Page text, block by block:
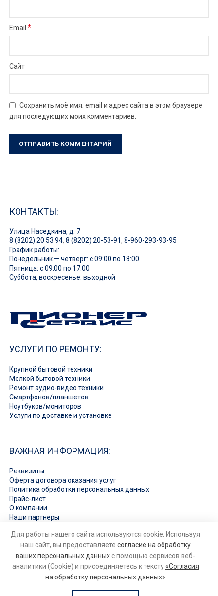
Email*
Сайт
Сохранить моё имя, email и адрес сайта в этом браузере
для последующих моих комментариев.
КОНТАКТЫ:
Улица Наседкина, д. 7
8 (8202) 20 53 94,8 (8202) 20-53-91,8-960-293-93-95
График работы:
Понедельник — четверг: с 09:00 по 18:00
Пятница: с 09:00 по 17:00
Суббота, воскресенье: выходной
УСЛУГИ ПО РЕМОНТУ:
Крупной бытовой техники
Мелкой бытовой техники
Ремонт аудио-видео техники
Смартфонов/планшетов
Ноутбуков/мониторов
Услуги по доставке и установке
ВАЖНАЯ ИНФОРМАЦИЯ:
Реквизиты
Оферта договора оказания услуг
Политика обработки персональных данных
Прайс-лист
О компании
Наши партнеры
Ответы на вопросы
Ремонт бытовой техники и электроники
защищены
Для работы нашего сайта используются cookie. Используя
наш сайт, вы предоставляете согласие на обработку
ваших персональных данныхс помощью сервисов веб-
аналитики (Cookie) и присоединяетесь к тексту«Согласия
на обработку персональных данных»